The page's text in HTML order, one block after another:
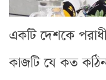
একটি দেশকে
কাজটি যে কত